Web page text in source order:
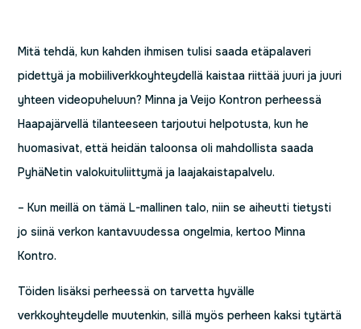
Mitä tehdä, kun kahden ihmisen tulisi saada etäpalaveri
pidettyä ja mobiiliverkkoyhteydellä kaistaa riittää juuri ja juuri
yhteen videopuheluun? Minna ja Veijo Kontron perheessä
Haapajärvellä tilanteeseen tarjoutui helpotusta, kun he
huomasivat, että heidän taloonsa oli mahdollista saada
PyhäNetin valokuituliittymä ja laajakaistapalvelu.
– Kun meillä on tämä L-mallinen talo, niin se aiheutti tietysti
jo siinä verkon kantavuudessa ongelmia, kertoo Minna
Kontro.
Töiden lisäksi perheessä on tarvetta hyvälle
verkkoyhteydelle muutenkin, sillä myös perheen kaksi tytärtä